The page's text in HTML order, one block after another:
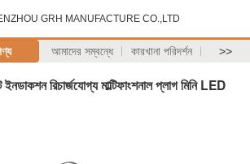
GRH MANUFACTURE CO.,LTD
আমাদের সম্বন্ধে কারখানা পরিদর্শন >>
রিচার্জযোগ্য মাল্টিফাংশনাল প্লাগ মিনি LED